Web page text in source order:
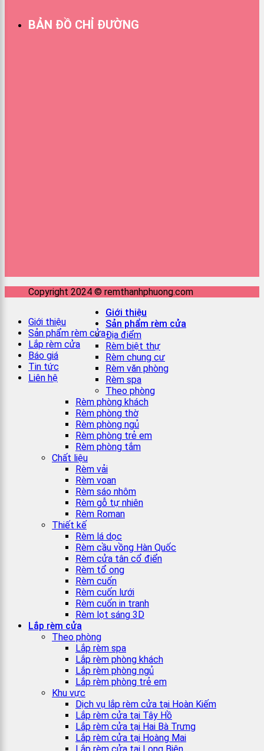
BẢN ĐỒ CHỈ ĐƯỜNG
Copyright 2024 © remthanhphuong.com
Giới thiệu
Sản phẩm rèm cửa
Lắp rèm cửa
Báo giá
Tin tức
Liên hệ
Giới thiệu
Sản phẩm rèm cửa
Địa điểm
Rèm biệt thự
Rèm chung cư
Rèm văn phòng
Rèm spa
Theo phòng
Rèm phòng khách
Rèm phòng thờ
Rèm phòng ngủ
Rèm phòng trẻ em
Rèm phòng tắm
Chất liệu
Rèm vải
Rèm voan
Rèm sáo nhôm
Rèm gỗ tự nhiên
Rèm Roman
Thiết kế
Rèm lá dọc
Rèm cầu vồng Hàn Quốc
Rèm cửa tân cổ điển
Rèm tổ ong
Rèm cuốn
Rèm cuốn lưới
Rèm cuốn in tranh
Rèm lọt sáng 3D
Lắp rèm cửa
Theo phòng
Lắp rèm spa
Lắp rèm phòng khách
Lắp rèm phòng ngủ
Lắp rèm phòng trẻ em
Khu vực
Dịch vụ lắp rèm cửa tại Hoàn Kiếm
Lắp rèm cửa tại Tây Hồ
Lắp rèm cửa tại Hai Bà Trưng
Lắp rèm cửa tại Hoàng Mai